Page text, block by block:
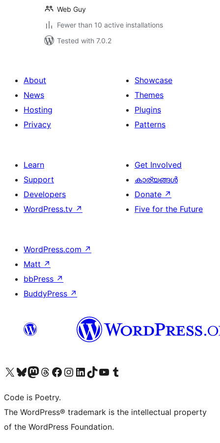
Web Guy
Fewer than 10 active installations
Tested with 7.0.2
About
News
Hosting
Privacy
Showcase
Themes
Plugins
Patterns
Learn
Support
Developers
WordPress.tv ↗
Get Involved
കാര്യങ്ങള്‍
Donate ↗
Five for the Future
WordPress.com ↗
Matt ↗
bbPress ↗
BuddyPress ↗
Visit our X (formerly Twitter) account
ഞങ്ങളുടെ ബ്ലൂസ്കൈ അക്കൗണ്ട് സന്ദർശിക്കുക
Visit our Mastodon account
ഞങ്ങളുടെ ത്രെഡ്സ് അക്കൗണ്ട് സന്ദർശിക്കുക
Visit our Facebook page
Visit our Instagram account
Visit our LinkedIn account
ഞങ്ങളുടെ ടിക് ടോക് അക്കൗണ്ട് സന്ദർശിക്കുക
Visit our YouTube channel
ഞങ്ങളുടെ ടംബ്ലർ അക്കൗണ്ട് സന്ദർശിക്കുക
Code is Poetry.
The WordPress® trademark is the intellectual property
of the WordPress Foundation.